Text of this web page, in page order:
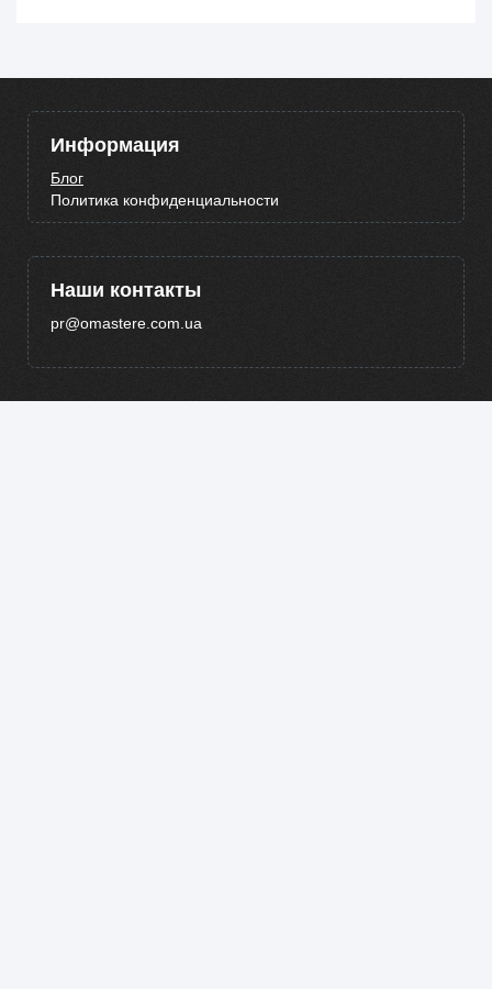
Информация
Блог
Политика конфиденциальности
Наши контакты
pr@omastere.com.ua